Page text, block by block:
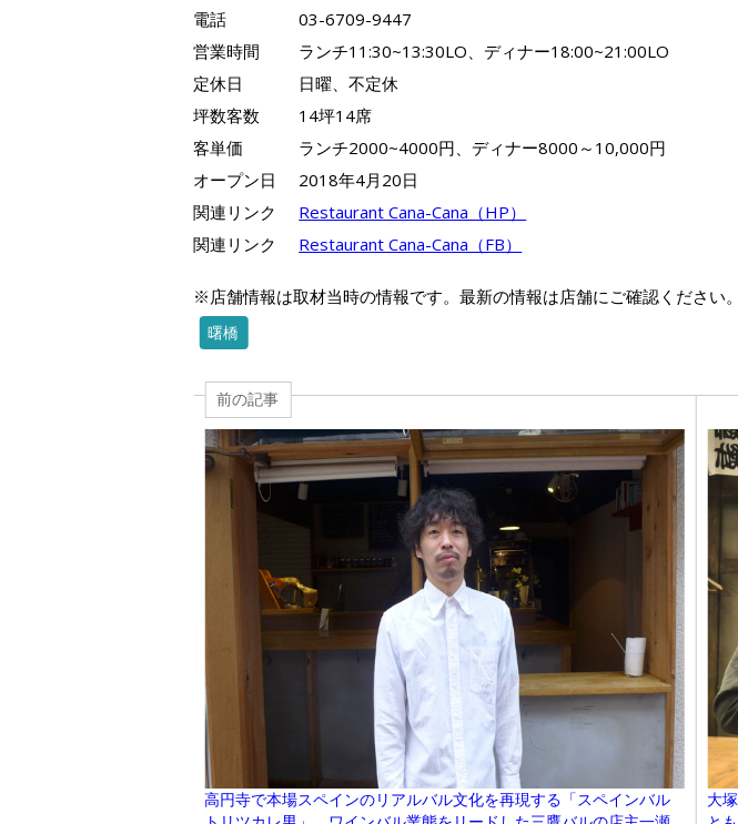
電話
03-6709-9447
営業時間
ランチ11:30~13:30LO、ディナー18:00~21:00LO
定休日
日曜、不定休
坪数客数
14坪14席
客単価
ランチ2000~4000円、ディナー8000～10,000円
オープン日
2018年4月20日
関連リンク
Restaurant Cana-Cana（HP）
関連リンク
Restaurant Cana-Cana（FB）
※店舗情報は取材当時の情報です。最新の情報は店舗にご確認ください。
曙橋
前の記事
高円寺で本場スペインのリアルバル文化を再現する「スペインバル
大